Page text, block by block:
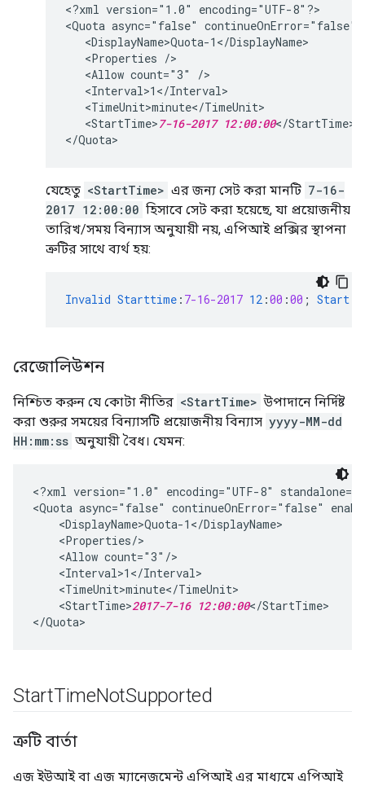
<?xml version="1.0" encoding="UTF-8"?>
<Quota async="false" continueOnError="false"
   <DisplayName>Quota-1</DisplayName>
   <Properties />
   <Allow count="3" />
   <Interval>1</Interval>
   <TimeUnit>minute</TimeUnit>
   <StartTime>
7-16-2017 12:00:00</StartTime>
যেহেতু <StartTime> এর জন্য সেট করা মানটি 7-16-
2017 12:00:00 হিসাবে সেট করা হয়েছে, যা প্রয়োজনীয়
তারিখ/সময় বিন্যাস অনুযায়ী নয়, এপিআই প্রক্সির স্থাপনা
ত্রুটির সাথে ব্যর্থ হয়:
Invalid Starttime : 7-16-2017 12 :00 :00 ; Start
রেজোলিউশন
নিশ্চিত করুন যে কোটা নীতির <StartTime> উপাদানে নির্দিষ্ট
করা শুরুর সময়ের বিন্যাসটি প্রয়োজনীয় বিন্যাস yyyy-MM-dd
HH:mm:ss অনুযায়ী বৈধ। যেমন:
<?xml version="1.0" encoding="UTF-8"
<Quota async="false" continueOnError="false"
    <DisplayName>Quota-1</DisplayName>
    <Properties/>
    <Allow count="3"/>
    <Interval>1</Interval>
    <TimeUnit>minute</TimeUnit>
    <StartTime>
2017-7-16 12:00:00</StartTime>
StartTimeNotSupported
ত্রুটি বার্তা
এজ ইউআই বা এজ ম্যানেজমেন্ট এপিআই এর মাধ্যমে এপিআই